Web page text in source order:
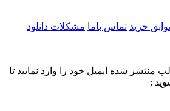
خرید تماس باما مشکلات دانلود
شده ایمیل خود را وارد نمایید تا
: